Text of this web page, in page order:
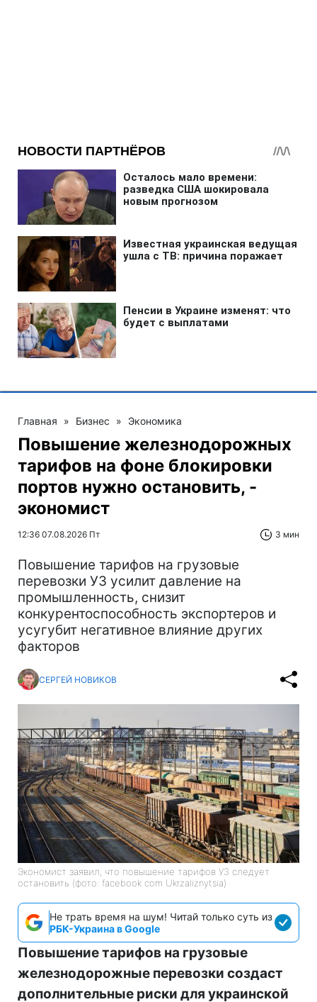
Главная » Бизнес » Экономика
Повышение железнодорожных
тарифов на фоне блокировки
портов нужно остановить, -
экономист
12:36 07.08.2026 Пт 3 мин
Повышение тарифов на грузовые
перевозки УЗ усилит давление на
промышленность, снизит
конкурентоспособность экспортеров и
усугубит негативное влияние других
факторов
СЕРГЕЙ НОВИКОВ
Экономист заявил, что повышение тарифов УЗ следует
остановить (фото: facebook com Ukrzaliznytsia)
Не трать время на шум! Читай только суть из
РБК-Украина в Google
Повышение тарифов на грузовые
железнодорожные перевозки создаст
дополнительные риски для украинской